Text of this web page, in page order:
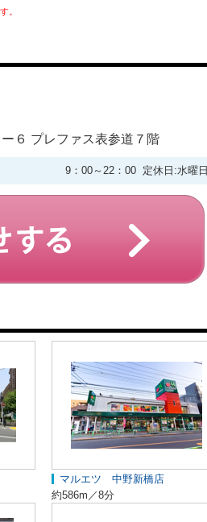
。
６ プレファス表参道７階
9：00～22：00 定休日:水曜日
マルエツ 中野新橋店
約586m／8分